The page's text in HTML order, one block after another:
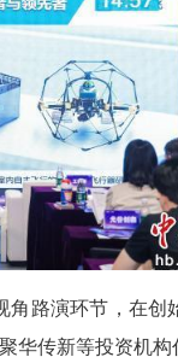
的新型激光